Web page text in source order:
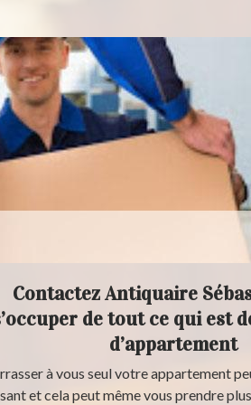
Contactez Antiquaire
de tout ce qui est
d’appartement
à vous seul votre appartement
et cela peut même vous prendre